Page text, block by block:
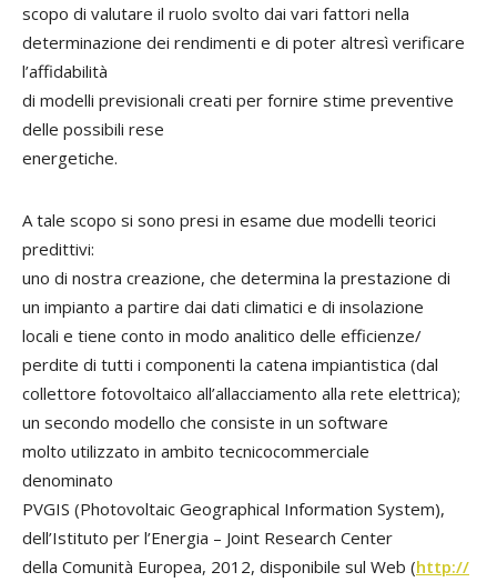
scopo di valutare il ruolo svolto dai vari fattori nella
determinazione dei rendimenti e di poter altresì verificare
l’affidabilità
di modelli previsionali creati per fornire stime preventive
delle possibili rese
energetiche.
A tale scopo si sono presi in esame due modelli teorici
predittivi:
uno di nostra creazione, che determina la prestazione di
un impianto a partire dai dati climatici e di insolazione
locali e tiene conto in modo analitico delle efficienze/
perdite di tutti i componenti la catena impiantistica (dal
collettore fotovoltaico all’allacciamento alla rete elettrica);
un secondo modello che consiste in un software
molto utilizzato in ambito tecnicocommerciale
denominato
PVGIS (Photovoltaic Geographical Information System),
dell’Istituto per l’Energia – Joint Research Center
della Comunità Europea, 2012, disponibile sul Web (http://